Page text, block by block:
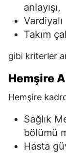
anlayışı,
Takım
gibi kriterler
Hemşire
Hemşire
Sağlık
bölümü
Hasta